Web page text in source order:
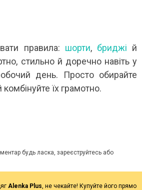
правила: шорти, бриджі й
стильно й доречно навіть у
день. Просто обирайте
їх грамотно.
будь ласка, зареєструйтесь або
Alenka Plus, не чекайте! Купуйте його прямо